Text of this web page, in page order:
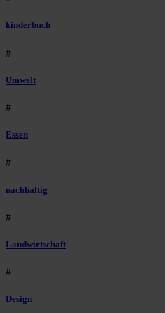
kinderbuch
#
Umwelt
#
Essen
#
nachhaltig
#
Landwirtschaft
#
Design